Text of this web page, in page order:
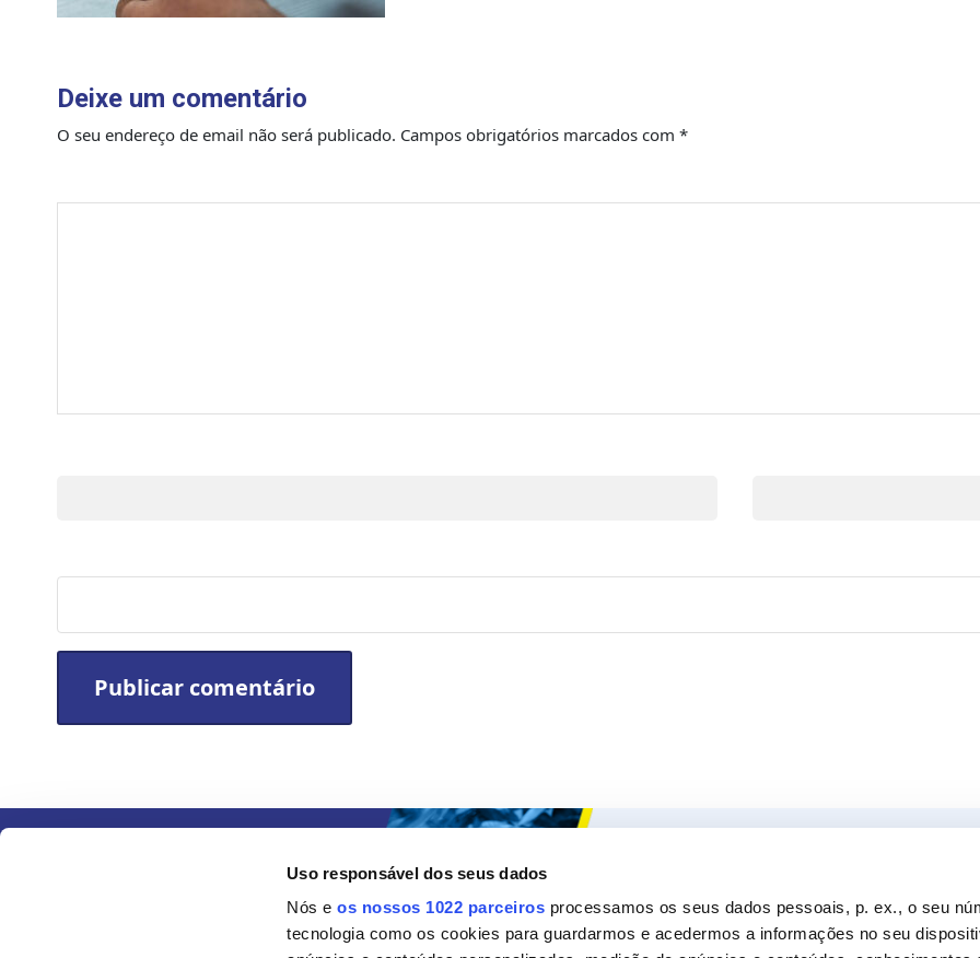
Uso responsável dos seus dados
Nós eos nossos 1022 parceiros processamos os seus dados pessoais, p. ex., o seu
tecnologia como os cookies para guardarmos e acedermos a informações no seu
Deixe um comentário
O seu endereço de email não será publicado. Campos obrigatórios marcados com *
Sobre a Ceys
Manualidades